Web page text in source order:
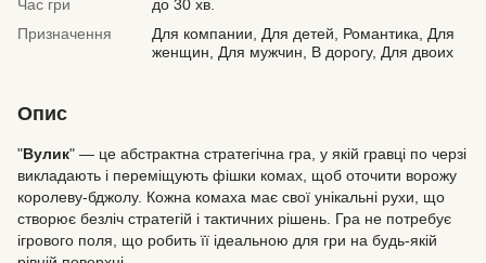
Час гри
до 30 хв.
Призначення
Для компании, Для детей, Романтика, Для
женщин, Для мужчин, В дорогу, Для двоих
Опис
"Вулик" — це абстрактна стратегічна гра, у якій гравці по черзі
викладають і переміщують фішки комах, щоб оточити ворожу
королеву-бджолу. Кожна комаха має свої унікальні рухи, що
створює безліч стратегій і тактичних рішень. Гра не потребує
ігрового поля, що робить її ідеальною для гри на будь-якій